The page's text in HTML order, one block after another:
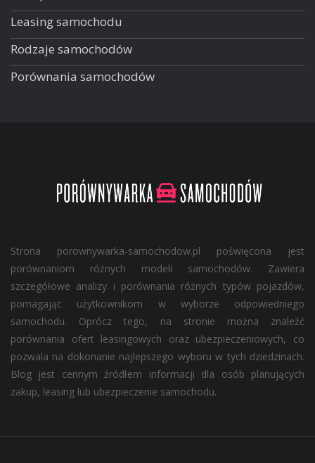
Leasing samochodu
Rodzaje samochodów
Porównania samochodów
Strona porownywarka-samochodow.pl poświęcona jest
porównaniom różnych modeli samochodów. Zawiera
szczegółowe analizy i porównania różnych typów pojazdów,
pomagając użytkownikom w wyborze odpowiedniego
samochodu. Oprócz tego, na stronie można znaleźć
porównania ofert leasingowych oraz ubezpieczeniowych, co
pozwala na dokonanie najlepszego wyboru w tych dziedzinach.
Blog jest cennym źródłem informacji dla osób planujących
zakup, leasing lub ubezpieczenie samochodu.